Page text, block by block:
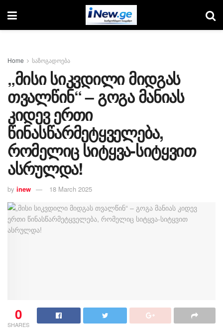
Home საზოგადოება
„მისი სიკვდილი მიდგას
თვალწინ“ – გოგა მანიას
კიდევ ერთი
წინასწარმეტყველება,
რომელიც სიტყვა-სიტყვით
ასრულდა!
by inew 18 March 2025
0
SHARES